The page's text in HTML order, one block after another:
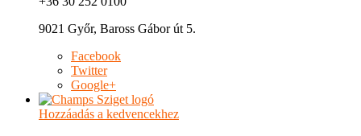
9021 Győr, Baross Gábor út 5.
Facebook
Twitter
Google+
Hozzáadás a kedvencekhez